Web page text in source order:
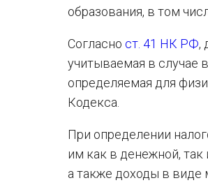
образования, в том
Согласно ст. 41 НК РФ,
учитываемая в случае
определяемая для
Кодекса.
При определении
им как в денежной, так
а также доходы в виде